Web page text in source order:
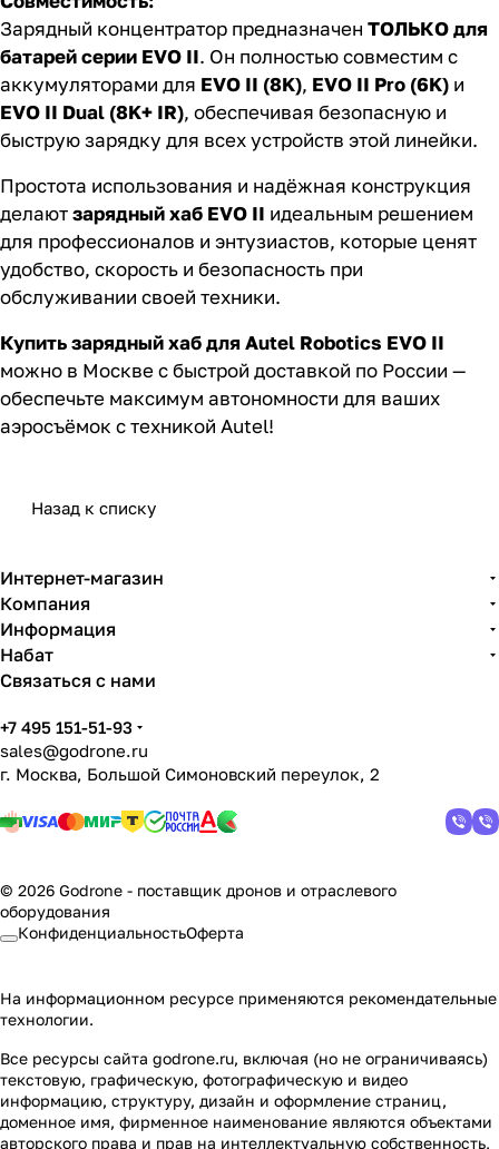
Зарядный концентратор предназначен ТОЛЬКО для
батарей серии EVO II. Он полностью совместим с
аккумуляторами для EVO II (8K), EVO II Pro (6K) и
EVO II Dual (8K+ IR), обеспечивая безопасную и
быструю зарядку для всех устройств этой линейки.
Простота использования и надёжная конструкция
делаютзарядный хаб EVO II идеальным решением
для профессионалов и энтузиастов, которые ценят
удобство, скорость и безопасность при
обслуживании своей техники.
Купить зарядный хаб для Autel Robotics EVO II
можно в Москве с быстрой доставкой по России —
обеспечьте максимум автономности для ваших
аэросъёмок с техникой Autel!
Назад к списку
Интернет-магазин
Компания
Информация
Набат
Связаться с нами
+7 495 151-51-93
sales@godrone.ru
г. Москва, Большой Симоновский переулок, 2
© 2026 Godrone - поставщик дронов и отраслевого
оборудования
КонфиденциальностьОферта
На информационном ресурсе применяются рекомендательные
технологии.
Все ресурсы сайта godrone.ru, включая (но не ограничиваясь)
текстовую, графическую, фотографическую и видео
информацию, структуру, дизайн и оформление страниц,
доменное имя, фирменное наименование являются объектами
авторского права и прав на интеллектуальную собственность,